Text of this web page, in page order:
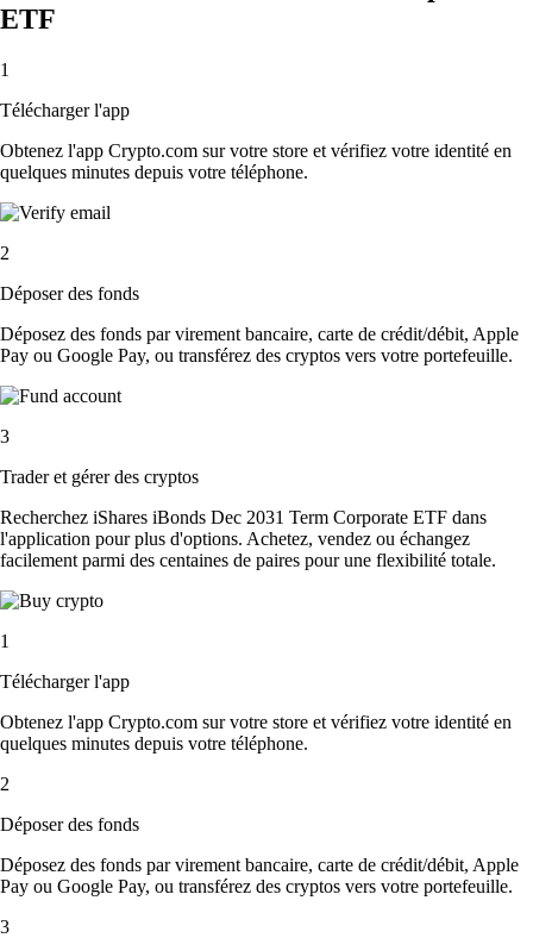
ETF
1
Télécharger l'app
Obtenez l'app Crypto.com sur votre store et vérifiez votre identité en
quelques minutes depuis votre téléphone.
2
Déposer des fonds
Déposez des fonds par virement bancaire, carte de crédit/débit, Apple
Pay ou Google Pay, ou transférez des cryptos vers votre portefeuille.
3
Trader et gérer des cryptos
Recherchez iShares iBonds Dec 2031 Term Corporate ETF dans
l'application pour plus d'options. Achetez, vendez ou échangez
facilement parmi des centaines de paires pour une flexibilité totale.
1
Télécharger l'app
Obtenez l'app Crypto.com sur votre store et vérifiez votre identité en
quelques minutes depuis votre téléphone.
2
Déposer des fonds
Déposez des fonds par virement bancaire, carte de crédit/débit, Apple
Pay ou Google Pay, ou transférez des cryptos vers votre portefeuille.
3